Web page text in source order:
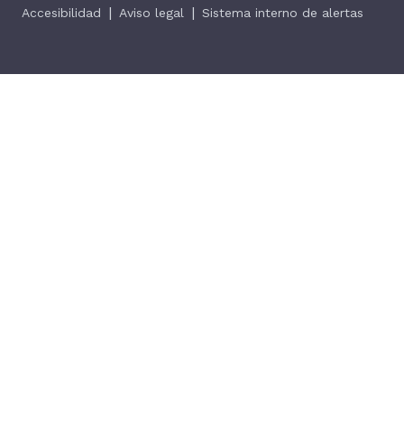
Accesibilidad | Aviso legal | Sistema interno de alertas